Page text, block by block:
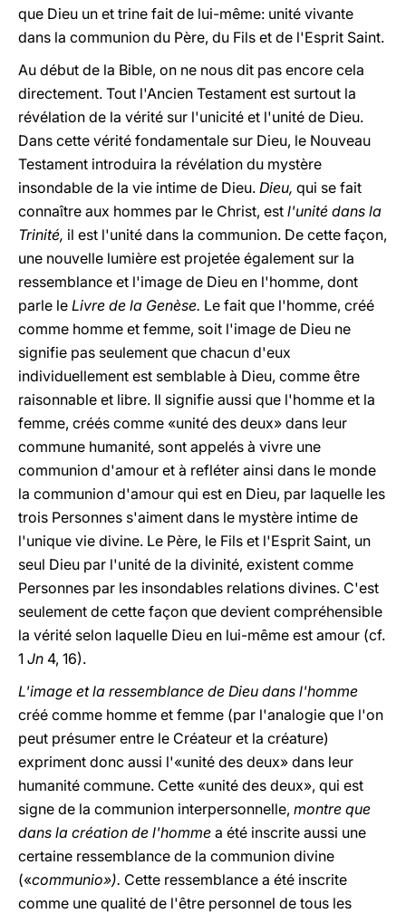
que Dieu un et trine fait de lui-même: unité vivante
dans la communion du Père, du Fils et de l'Esprit Saint.
Au début de la Bible, on ne nous dit pas encore cela
directement. Tout l'Ancien Testament est surtout la
révélation de la vérité sur l'unicité et l'unité de Dieu.
Dans cette vérité fondamentale sur Dieu, le Nouveau
Testament introduira la révélation du mystère
insondable de la vie intime de Dieu. Dieu, qui se fait
connaître aux hommes par le Christ, est l'unité dans la
Trinité, il est l'unité dans la communion. De cette façon,
une nouvelle lumière est projetée également sur la
ressemblance et l'image de Dieu en l'homme, dont
parle le Livre de la Genèse. Le fait que l'homme, créé
comme homme et femme, soit l'image de Dieu ne
signifie pas seulement que chacun d'eux
individuellement est semblable à Dieu, comme être
raisonnable et libre. Il signifie aussi que l'homme et la
femme, créés comme «unité des deux» dans leur
commune humanité, sont appelés à vivre une
communion d'amour et à refléter ainsi dans le monde
la communion d'amour qui est en Dieu, par laquelle les
trois Personnes s'aiment dans le mystère intime de
l'unique vie divine. Le Père, le Fils et l'Esprit Saint, un
seul Dieu par l'unité de la divinité, existent comme
Personnes par les insondables relations divines. C'est
seulement de cette façon que devient compréhensible
la vérité selon laquelle Dieu en lui-même est amour (cf.
1 Jn 4, 16).
L'image et la ressemblance de Dieu dans l'homme
créé comme homme et femme (par l'analogie que l'on
peut présumer entre le Créateur et la créature)
expriment donc aussi l'«unité des deux» dans leur
humanité commune. Cette «unité des deux», qui est
signe de la communion interpersonnelle, montre que
dans la création de l'homme a été inscrite aussi une
certaine ressemblance de la communion divine
(«communio»). Cette ressemblance a été inscrite
comme une qualité de l'être personnel de tous les